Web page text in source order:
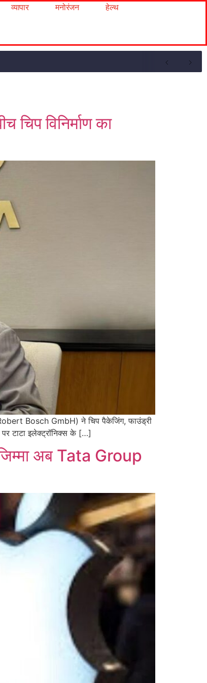
व्यापार मनोरंजन
हेल्थ
विनिर्माण का
(Robert Bosch GmbH) ने चिप पैकेजिंग, फाउंड्री
टाटा इलेक्ट्रॉनिक्स के […]
अब Tata Group